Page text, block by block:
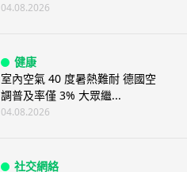
04.08.2026
健康
室內空氣 40 度暑熱難耐 德國空
調普及率僅 3% 大眾繼...
04.08.2026
社交網絡